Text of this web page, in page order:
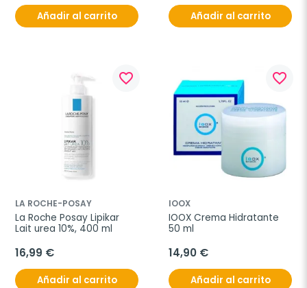
Añadir al carrito Añadir al carrito
favorite_border
LA ROCHE-POSAY
La Roche Posay Lipikar
Lait urea 10%, 400 ml
16,99 €
Añadir al carrito
favorite_border
IOOX
IOOX Crema Hidratante
50 ml
14,90 €
Añadir al carrito